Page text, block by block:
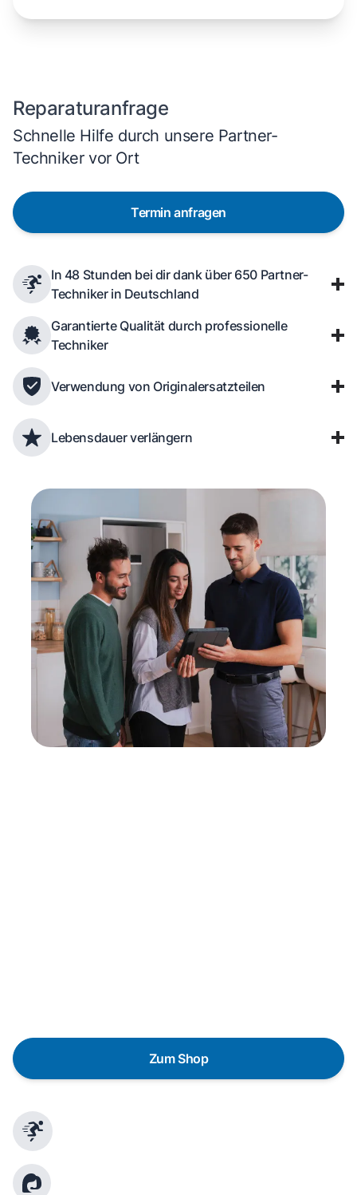
Reparaturanfrage
Schnelle Hilfe durch unsere Partner-
Techniker vor Ort
Termin anfragen
In 48 Stunden bei dir dank über 650 Partner-
Techniker in Deutschland
Garantierte Qualität durch professionelle
Techniker
Verwendung von Originalersatzteilen
Lebensdauer verlängern
Zum Shop